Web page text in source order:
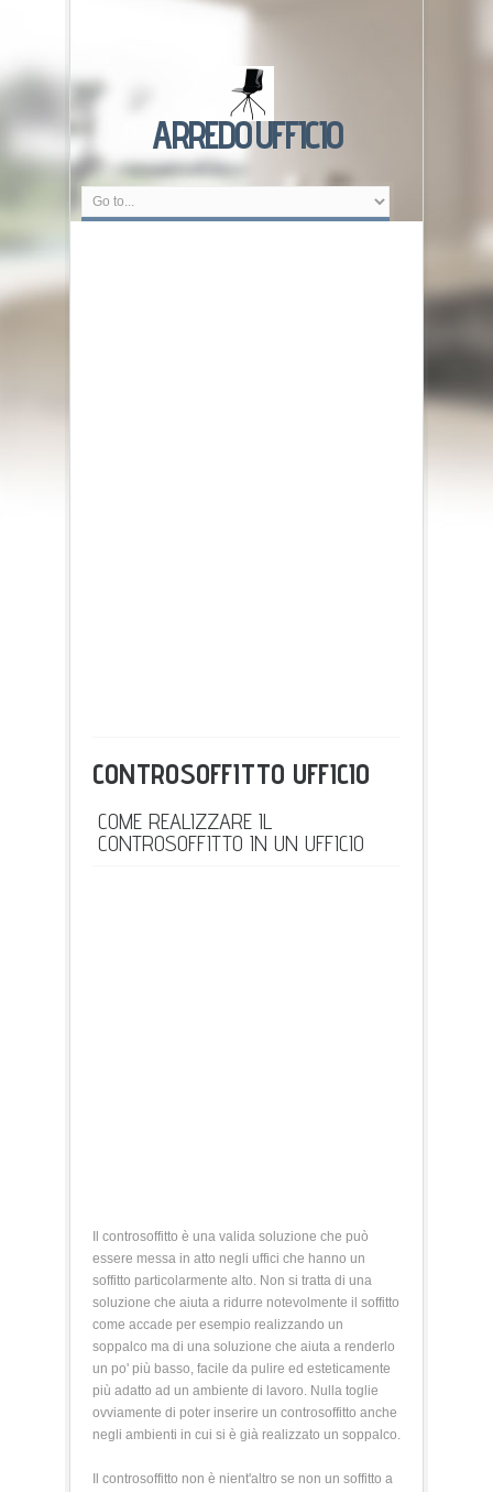
ARREDO UFFICIO
CONTROSOFFITTO UFFICIO
COME REALIZZARE IL
CONTROSOFFITTO IN UN UFFICIO
Il controsoffitto è una valida soluzione che può
essere messa in atto negli uffici che hanno un
soffitto particolarmente alto. Non si tratta di una
soluzione che aiuta a ridurre notevolmente il soffitto
come accade per esempio realizzando un
soppalco ma di una soluzione che aiuta a renderlo
un po' più basso, facile da pulire ed esteticamente
più adatto ad un ambiente di lavoro. Nulla toglie
ovviamente di poter inserire un controsoffitto anche
negli ambienti in cui si è già realizzato un soppalco.
Il controsoffitto non è nient'altro se non un soffitto a